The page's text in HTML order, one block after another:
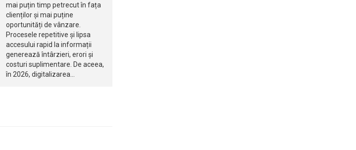
mai puțin timp petrecut în fața
clienților și mai puține
oportunități de vânzare.
Procesele repetitive și lipsa
accesului rapid la informații
generează întârzieri, erori și
costuri suplimentare. De aceea,
în 2026, digitalizarea…